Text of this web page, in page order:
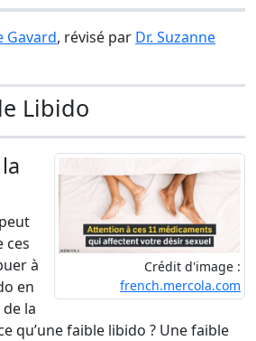
Gavard, révisé par Dr. Suzanne
Libido
Crédit d'image :
french.mercola.com
ces
à
en
la
qu’une faible libido ? Une faible